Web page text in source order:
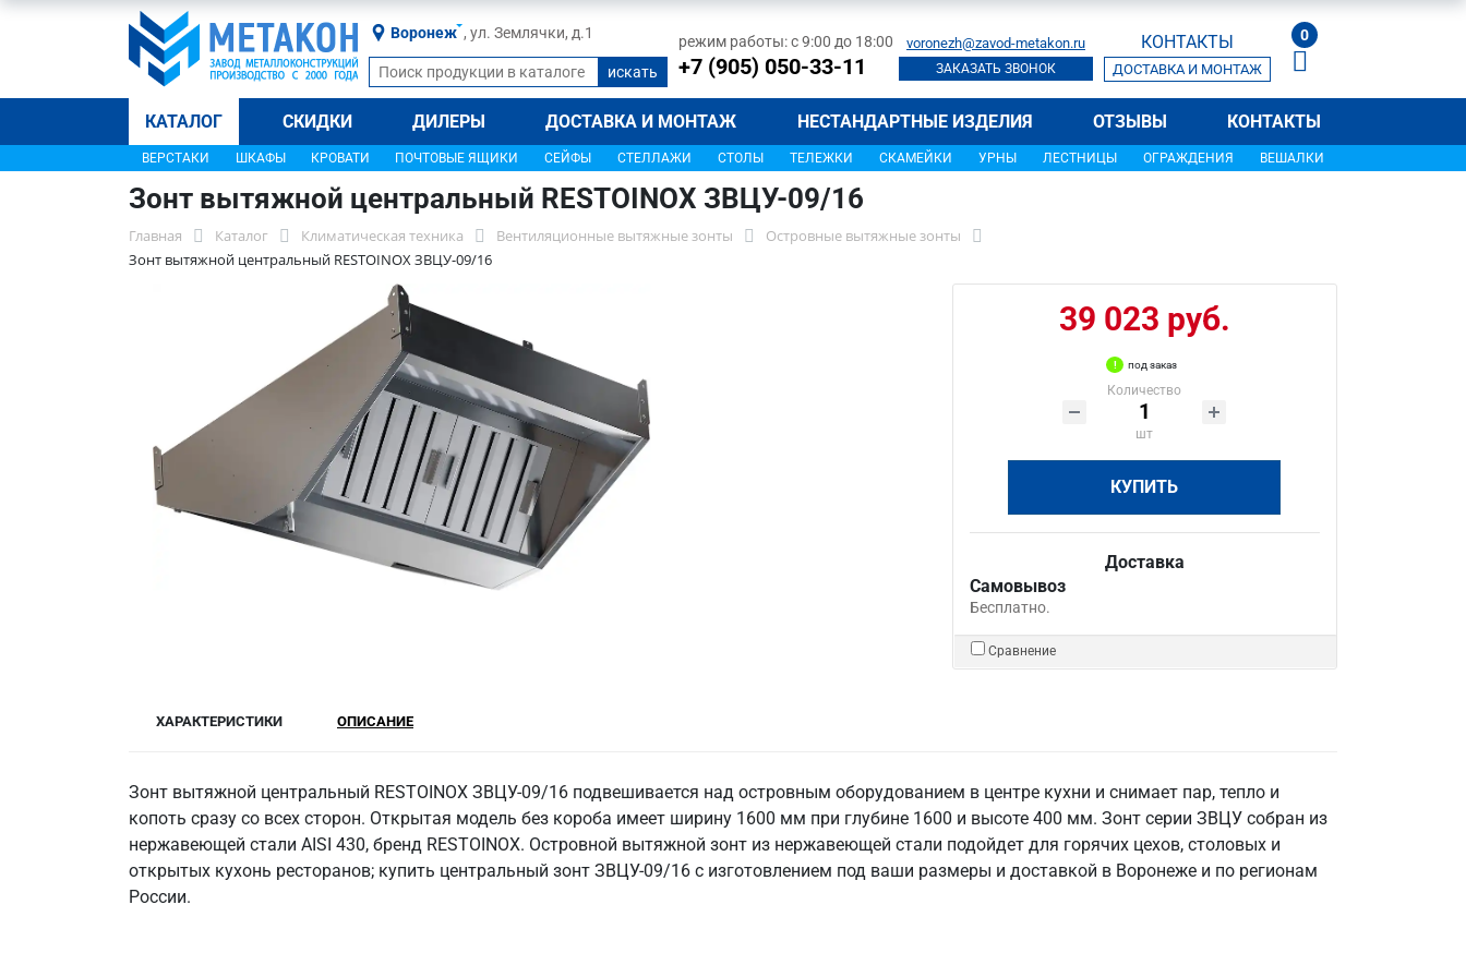
Воронеж , ул. Землячки, д.1 режим работы: с 9:00 до 18:00
+7 (905) 050-33-11
voronezh@zavod-metakon.ru
ЗАКАЗАТЬ ЗВОНОК
КОНТАКТЫ
ДОСТАВКА И МОНТАЖ
0
КАТАЛОГ СКИДКИ ДИЛЕРЫ ДОСТАВКА И МОНТАЖ НЕСТАНДАРТНЫЕ ИЗДЕЛИЯ ОТЗЫВЫ КОНТАКТЫ
ВЕРСТАКИ ШКАФЫ КРОВАТИ ПОЧТОВЫЕ ЯЩИКИ СЕЙФЫ СТЕЛЛАЖИ СТОЛЫ ТЕЛЕЖКИ СКАМЕЙКИ УРНЫ ЛЕСТНИЦЫ ОГРАЖДЕНИЯ ВЕШАЛКИ
Зонт вытяжной центральный RESTOINOX ЗВЦУ-09/16
Главная Каталог Климатическая техника Вентиляционные вытяжные зонты
Островные вытяжные зонты
Зонт вытяжной центральный RESTOINOX ЗВЦУ-09/16
39 023 руб.
под заказ
Количество
шт
КУПИТЬ
Доставка
Самовывоз
Бесплатно.
Сравнение
ХАРАКТЕРИСТИКИ ОПИСАНИЕ
Зонт вытяжной центральный RESTOINOX ЗВЦУ-09/16 подвешивается над островным оборудованием в центре кухни и снимает пар, тепло и
копоть сразу со всех сторон. Открытая модель без короба имеет ширину 1600 мм при глубине 1600 и высоте 400 мм. Зонт серии ЗВЦУ собран из
нержавеющей стали AISI 430, бренд RESTOINOX. Островной вытяжной зонт из нержавеющей стали подойдет для горячих цехов, столовых и
открытых кухонь ресторанов; купить центральный зонт ЗВЦУ-09/16 с изготовлением под ваши размеры и доставкой в Воронеже и по регионам
России.